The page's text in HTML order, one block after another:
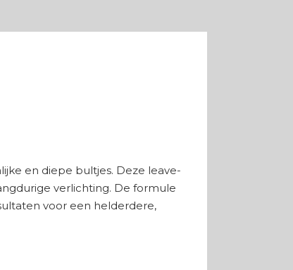
en diepe bultjes. Deze leave-
verlichting. De formule
voor een helderdere,